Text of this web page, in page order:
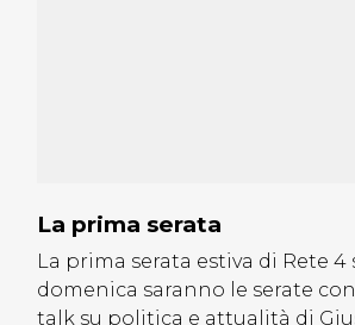
La prima serata
La prima serata estiva di Rete
domenica saranno le serate con
talk su politica e attualità di